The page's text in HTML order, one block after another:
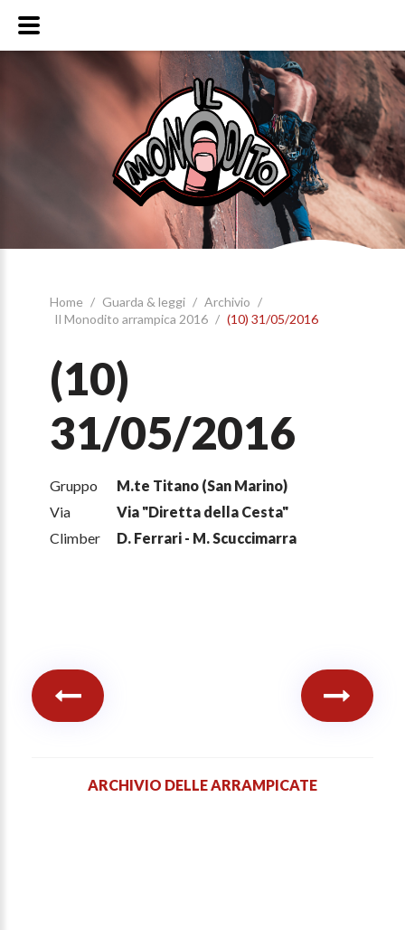
Home / Guarda & leggi / Archivio /
Il Monodito arrampica 2016 / (10) 31/05/2016
(10)
31/05/2016
Gruppo
M.te Titano (San Marino)
Via
Via "Diretta della Cesta"
Climber
D. Ferrari - M. Scuccimarra
ARCHIVIO DELLE ARRAMPICATE